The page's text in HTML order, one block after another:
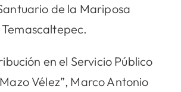
de la Mariposa
en el Servicio Público
Vélez”, Marco Antonio